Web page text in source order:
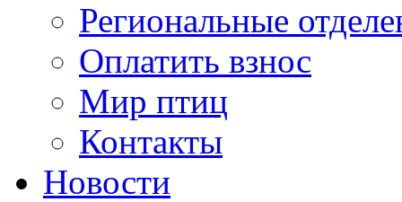
Региональные
Оплатить взнос
Мир птиц
Контакты
Новости